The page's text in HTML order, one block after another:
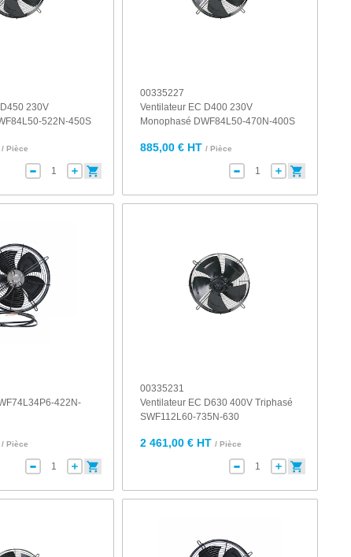
230V
522N-450S
/ Pièce
00335227
Ventilateur EC D400 230V
Monophasé DWF84L50-470N-400S
885,00 € HT / Pièce
422N-
/ Pièce
00335231
Ventilateur EC D630 400V Triphasé
SWF112L60-735N-630
2 461,00 € HT / Pièce